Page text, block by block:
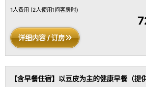
1人费用 (2人使用1间客房时)
详细内容 / 订房
【含早餐住宿】以豆皮为主的健康早餐（提